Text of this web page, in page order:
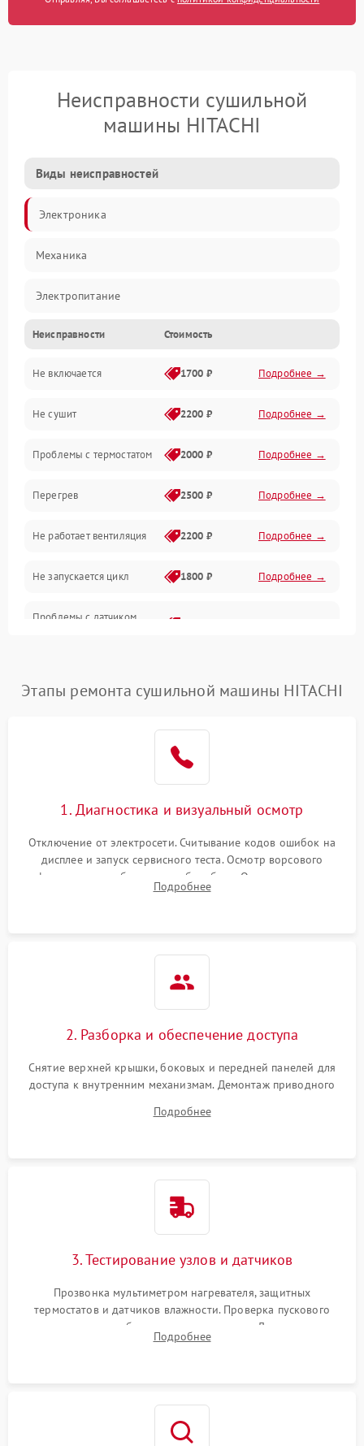
Неисправности сушильной
машины HITACHI
Виды неисправностей
Электроника
Механика
Электропитание
Нагрев
Механические повреждения
Оптика
Программное обеспечение
Датчики
Безопасность
Неисправности Стоимость
Не включается 1700 ₽ Подробнее →
Не сушит 2200 ₽ Подробнее →
Проблемы с термостатом 2000 ₽ Подробнее →
Перегрев 2500 ₽ Подробнее →
Не работает вентиляция 2200 ₽ Подробнее →
Не запускается цикл 1800 ₽ Подробнее →
Проблемы с датчиком
1500 ₽
Зависает программа 1500 ₽ Подробнее →
Ошибка на дисплее 1290 ₽ Подробнее →
Этапы ремонта сушильной машины HITACHI
1. Диагностика и визуальный осмотр
Отключение от электросети. Считывание кодов ошибок на
дисплее и запуск сервисного теста. Осмотр ворсового
фильтра, теплообменника и барабана. Опрос клиента о
неисправностях (не сушит, не крутит барабан, сильно шумит
Подробнее
2. Разборка и обеспечение доступа
Снятие верхней крышки, боковых и передней панелей для
доступа к внутренним механизмам. Демонтаж приводного
Обеспечение свободного доступа к ТЭНу, компрессору,
Подробнее
3. Тестирование узлов и датчиков
Прозвонка мультиметром нагревателя, защитных
термостатов и датчиков влажности. Проверка пускового
конденсатора, обмоток мотора и помпы. Для машин с
тепловым насосом — диагностика работы компрессора и
Подробнее